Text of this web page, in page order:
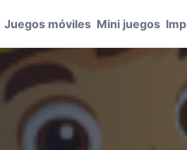
Juegos móviles Mini juegos